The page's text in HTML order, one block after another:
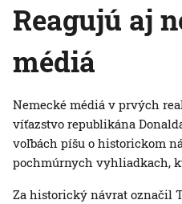
Reagujú aj
médiá
Nemecké médiá v prvých
víťazstvo republikána
voľbách píšu o historickom
pochmúrnych vyhliadkach,
Za historický návrat označil